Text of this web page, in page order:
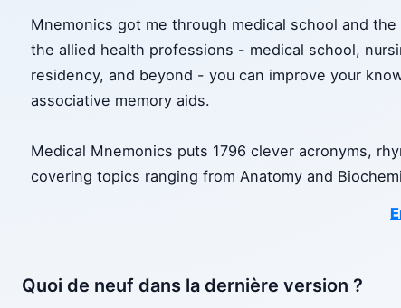
Mnemonics got me through medical school and
the allied health professions - medical school,
residency, and beyond - you can improve your
associative memory aids.
Medical Mnemonics puts 1796 clever acronyms,
covering topics ranging from Anatomy and
Quoi de neuf dans la dernière version ?